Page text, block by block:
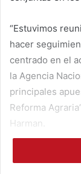
“Estuvimos
hacer
centrado en el
la Agencia
principales
Reforma
Harman.
El encuentro